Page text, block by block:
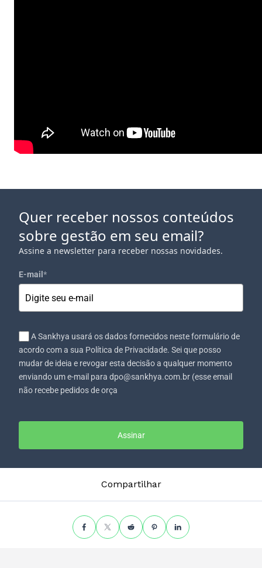
Quer receber nossos conteúdos
sobre gestão em seu email?
Assine a newsletter para receber nossas novidades.
E-mail *
A Sankhya usará os dados fornecidos neste formulário de
acordo com a sua Política de Privacidade. Sei que posso
mudar de ideia e revogar esta decisão a qualquer momento
enviando um e-mail para dpo@sankhya.com.br (esse email
não recebe pedidos de orça
Assinar
Compartilhar